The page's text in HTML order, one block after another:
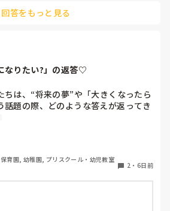
回答をもっと見る
なりたい?」の返答♡
ちは、“将来の夢”や「大きくなったら
話題の際、どのような答えが返ってき
い！」「ようちえんのせんせい！」と
くさんいてなんだか嬉しくなります♪
育園, 幼稚園, プリスクール・幼児教室
2 ・ 6日前